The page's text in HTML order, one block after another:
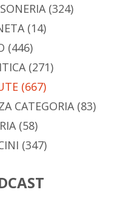
(324)
(14)
(446)
(271)
(667)
CATEGORIA(83)
(58)
(347)